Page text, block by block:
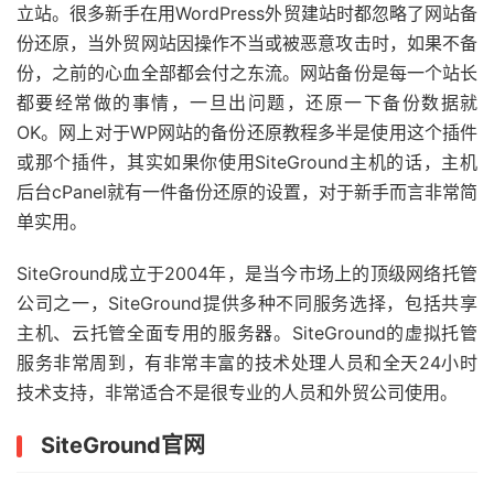
立站。很多新手在用WordPress外贸建站时都忽略了网站备
份还原，当外贸网站因操作不当或被恶意攻击时，如果不备
份，之前的心血全部都会付之东流。网站备份是每一个站长
都要经常做的事情，一旦出问题，还原一下备份数据就
OK。网上对于WP网站的备份还原教程多半是使用这个插件
或那个插件，其实如果你使用SiteGround主机的话，主机
后台cPanel就有一件备份还原的设置，对于新手而言非常简
单实用。
SiteGround成立于2004年，是当今市场上的顶级网络托管
公司之一，SiteGround提供多种不同服务选择，包括共享
主机、云托管全面专用的服务器。SiteGround的虚拟托管
服务非常周到，有非常丰富的技术处理人员和全天24小时
技术支持，非常适合不是很专业的人员和外贸公司使用。
SiteGround官网